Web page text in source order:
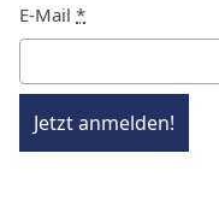
E-Mail *
Jetzt anmelden!